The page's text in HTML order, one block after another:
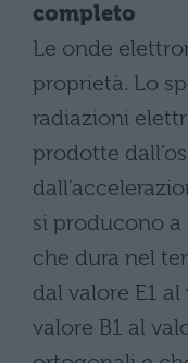
completo
Le onde
proprietà. Lo
radiazioni
prodotte
si producono
che dura nel
dal valore E1
valore B1 al